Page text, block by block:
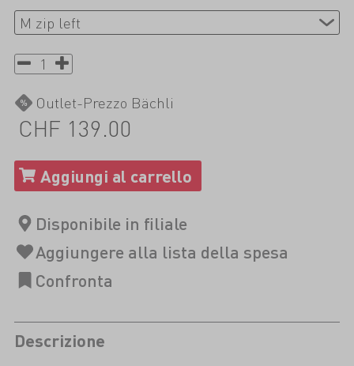
Outlet-Prezzo Bächli
CHF 139.00
Descrizione